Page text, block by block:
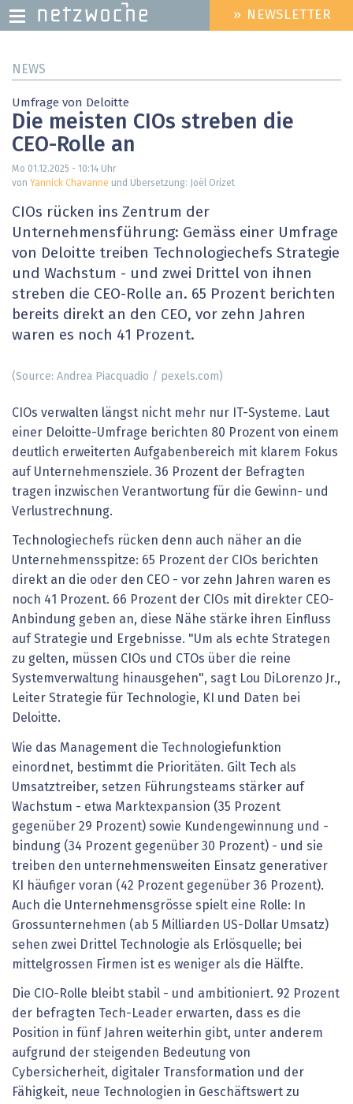
zum
HEADER
MENU
» NEWSLETTER
NEWS
Umfrage von Deloitte
Die meisten CIOs streben die
CEO-Rolle an
Mo 01.12.2025 - 10:14 Uhr
von Yannick Chavanne und Übersetzung: Joël Orizet
CIOs rücken ins Zentrum der
Unternehmensführung: Gemäss einer Umfrage
von Deloitte treiben Technologiechefs Strategie
und Wachstum - und zwei Drittel von ihnen
streben die CEO-Rolle an. 65 Prozent berichten
bereits direkt an den CEO, vor zehn Jahren
waren es noch 41 Prozent.
(Source: Andrea Piacquadio / pexels.com)
CIOs verwalten längst nicht mehr nur IT-Systeme. Laut
einer Deloitte-Umfrage berichten 80 Prozent von einem
deutlich erweiterten Aufgabenbereich mit klarem Fokus
auf Unternehmensziele. 36 Prozent der Befragten
tragen inzwischen Verantwortung für die Gewinn- und
Verlustrechnung.
Technologiechefs rücken denn auch näher an die
Unternehmensspitze: 65 Prozent der CIOs berichten
direkt an die oder den CEO - vor zehn Jahren waren es
noch 41 Prozent. 66 Prozent der CIOs mit direkter CEO-
Anbindung geben an, diese Nähe stärke ihren Einfluss
auf Strategie und Ergebnisse. "Um als echte Strategen
zu gelten, müssen CIOs und CTOs über die reine
Systemverwaltung hinausgehen", sagt Lou DiLorenzo Jr.,
Leiter Strategie für Technologie, KI und Daten bei
Deloitte.
Wie das Management die Technologiefunktion
einordnet, bestimmt die Prioritäten. Gilt Tech als
Umsatztreiber, setzen Führungsteams stärker auf
Wachstum - etwa Marktexpansion (35 Prozent
gegenüber 29 Prozent) sowie Kundengewinnung und -
bindung (34 Prozent gegenüber 30 Prozent) - und sie
treiben den unternehmensweiten Einsatz generativer
KI häufiger voran (42 Prozent gegenüber 36 Prozent).
Auch die Unternehmensgrösse spielt eine Rolle: In
Grossunternehmen (ab 5 Milliarden US-Dollar Umsatz)
sehen zwei Drittel Technologie als Erlösquelle; bei
mittelgrossen Firmen ist es weniger als die Hälfte.
Die CIO-Rolle bleibt stabil - und ambitioniert. 92 Prozent
der befragten Tech-Leader erwarten, dass es die
Position in fünf Jahren weiterhin gibt, unter anderem
aufgrund der steigenden Bedeutung von
Cybersicherheit, digitaler Transformation und der
Fähigkeit, neue Technologien in Geschäftswert zu